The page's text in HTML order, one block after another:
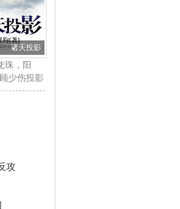
诸天投影
珠，阳
少伤投影
步踏上征
攻